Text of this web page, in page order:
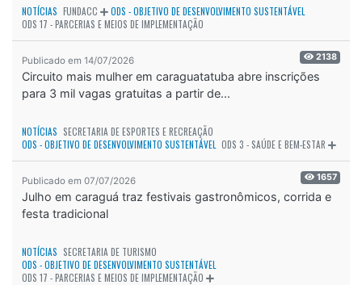
NOTÍCIAS FUNDACC
ODS - OBJETIVO DE DESENVOLVIMENTO SUSTENTÁVEL
ODS 17 - PARCERIAS E MEIOS DE IMPLEMENTAÇÃO
Publicado em 14/07/2026 2138
Circuito mais mulher em caraguatatuba abre inscrições
para 3 mil vagas gratuitas a partir de...
NOTÍCIAS SECRETARIA DE ESPORTES E RECREAÇÃO
ODS - OBJETIVO DE DESENVOLVIMENTO SUSTENTÁVEL ODS 3 - SAÚDE E BEM-ESTAR
Publicado em 07/07/2026 1657
Julho em caraguá traz festivais gastronômicos, corrida e
festa tradicional
NOTÍCIAS SECRETARIA DE TURISMO
ODS - OBJETIVO DE DESENVOLVIMENTO SUSTENTÁVEL
ODS 17 - PARCERIAS E MEIOS DE IMPLEMENTAÇÃO